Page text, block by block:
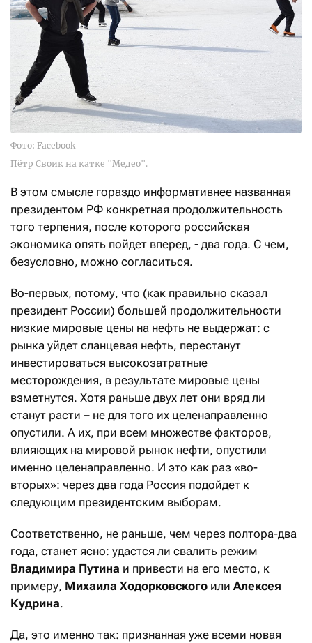
Фото: Facebook
Пётр Своик на катке "Медео".
В этом смысле гораздо информативнее названная
президентом РФ конкретная продолжительность
того терпения, после которого российская
экономика опять пойдет вперед, - два года. С чем,
безусловно, можно согласиться.
Во-первых, потому, что (как правильно сказал
президент России) большей продолжительности
низкие мировые цены на нефть не выдержат: с
рынка уйдет сланцевая нефть, перестанут
инвестироваться высокозатратные
месторождения, в результате мировые цены
взметнутся. Хотя раньше двух лет они вряд ли
станут расти – не для того их целенаправленно
опустили. А их, при всем множестве факторов,
влияющих на мировой рынок нефти, опустили
именно целенаправленно. И это как раз «во-
вторых»: через два года Россия подойдет к
следующим президентским выборам.
Соответственно, не раньше, чем через полтора-два
года, станет ясно: удастся ли свалить режим
Владимира Путина и привести на его место, к
примеру, Михаила Ходорковского или Алексея
Кудрина.
Да, это именно так: признанная уже всеми новая